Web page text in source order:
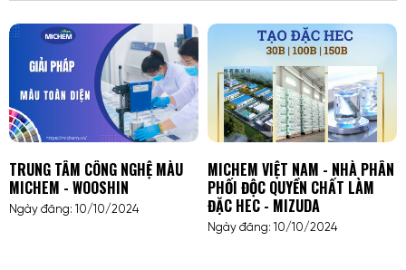
TRUNG TÂM CÔNG NGHỆ MÀU
MICHEM - WOOSHIN
Ngày đăng: 10/10/2024
MICHEM VIỆT NAM - NHÀ PHÂN
PHỐI ĐỘC QUYỀN CHẤT LÀM
ĐẶC HEC - MIZUDA
Ngày đăng: 10/10/2024